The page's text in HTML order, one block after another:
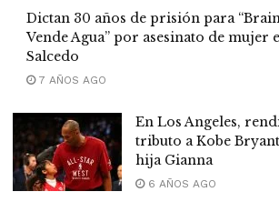
Dictan 30 años de prisión para
Vende Agua” por asesinato de mujer
Salcedo
7 AÑOS AGO
En Los Angeles,
tributo a Kobe
hija Gianna
6 AÑOS AGO